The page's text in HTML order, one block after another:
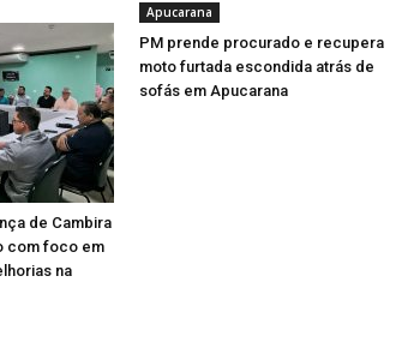
de Cambira
com foco em
na
Apucarana
PM prende procurado e recupera
moto furtada escondida atrás de
sofás em Apucarana